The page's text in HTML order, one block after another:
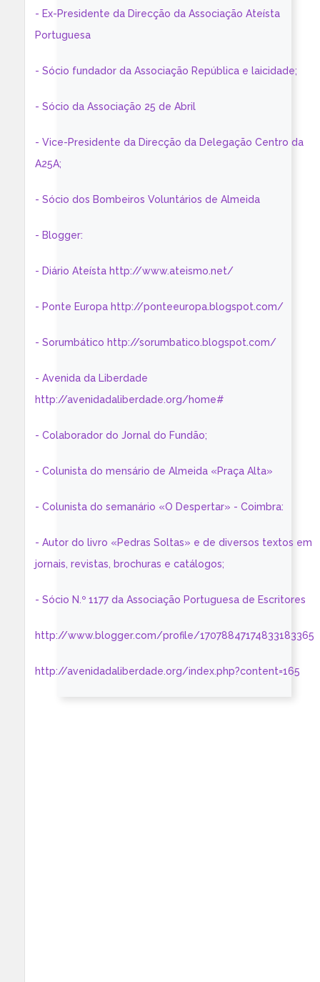
- Ex-Presidente da Direcção da Associação Ateísta
Portuguesa
- Sócio fundador da Associação República e laicidade;
- Sócio da Associação 25 de Abril
- Vice-Presidente da Direcção da Delegação Centro da
A25A;
- Sócio dos Bombeiros Voluntários de Almeida
- Blogger:
- Diário Ateísta http://www.ateismo.net/
- Ponte Europa http://ponteeuropa.blogspot.com/
- Sorumbático http://sorumbatico.blogspot.com/
- Avenida da Liberdade
http://avenidadaliberdade.org/home#
- Colaborador do Jornal do Fundão;
- Colunista do mensário de Almeida «Praça Alta»
- Colunista do semanário «O Despertar» - Coimbra:
- Autor do livro «Pedras Soltas» e de diversos textos em
jornais, revistas, brochuras e catálogos;
- Sócio N.º 1177 da Associação Portuguesa de Escritores
http://www.blogger.com/profile/17078847174833183365
http://avenidadaliberdade.org/index.php?content=165